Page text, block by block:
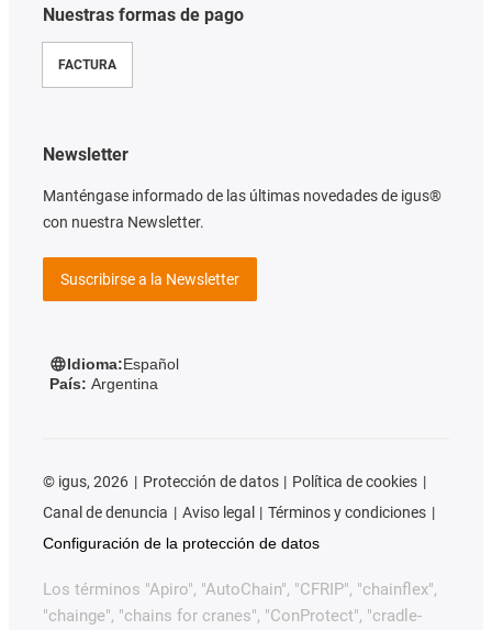
Nuestras formas de pago
FACTURA
Newsletter
Manténgase informado de las últimas novedades de igus®
con nuestra Newsletter.
Suscribirse a la Newsletter
Idioma:Español
País: Argentina
© igus, 2026 Protección de datos
Política de cookies
Canal de denuncia
Aviso legal
Términos y condiciones
Configuración de la protección de datos
Los términos "Apiro", "AutoChain", "CFRIP", "chainflex",
"chainge", "chains for cranes", "ConProtect", "cradle-